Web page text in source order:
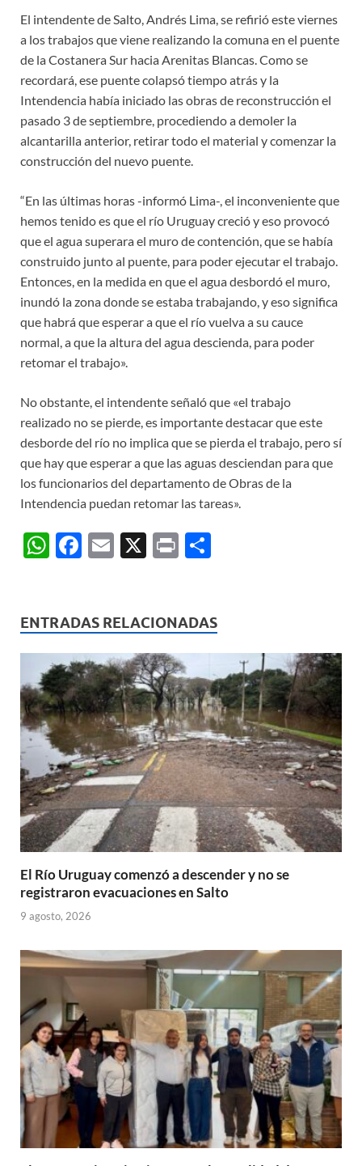
El intendente de Salto, Andrés Lima, se refirió este viernes
a los trabajos que viene realizando la comuna en el puente
de la Costanera Sur hacia Arenitas Blancas. Como se
recordará, ese puente colapsó tiempo atrás y la
Intendencia había iniciado las obras de reconstrucción el
pasado 3 de septiembre, procediendo a demoler la
alcantarilla anterior, retirar todo el material y comenzar la
construcción del nuevo puente.
“En las últimas horas -informó Lima-, el inconveniente que
hemos tenido es que el río Uruguay creció y eso provocó
que el agua superara el muro de contención, que se había
construido junto al puente, para poder ejecutar el trabajo.
Entonces, en la medida en que el agua desbordó el muro,
inundó la zona donde se estaba trabajando, y eso significa
que habrá que esperar a que el río vuelva a su cauce
normal, a que la altura del agua descienda, para poder
retomar el trabajo».
No obstante, el intendente señaló que «el trabajo
realizado no se pierde, es importante destacar que este
desborde del río no implica que se pierda el trabajo, pero sí
que hay que esperar a que las aguas desciendan para que
los funcionarios del departamento de Obras de la
Intendencia puedan retomar las tareas».
W
s
A
p
p
F
b
o
o
k
E
X
P
p
ar
ti
r
ENTRADAS RELACIONADAS
El Río Uruguay comenzó a descender y no se
registraron evacuaciones en Salto
9 agosto, 2026